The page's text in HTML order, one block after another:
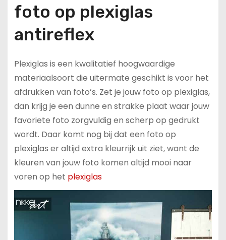
foto op plexiglas
antireflex
Plexiglas is een kwalitatief hoogwaardige
materiaalsoort die uitermate geschikt is voor het
afdrukken van foto’s. Zet je jouw foto op plexiglas,
dan krijg je een dunne en strakke plaat waar jouw
favoriete foto zorgvuldig en scherp op gedrukt
wordt. Daar komt nog bij dat een foto op
plexiglas er altijd extra kleurrijk uit ziet, want de
kleuren van jouw foto komen altijd mooi naar
voren op het plexiglas